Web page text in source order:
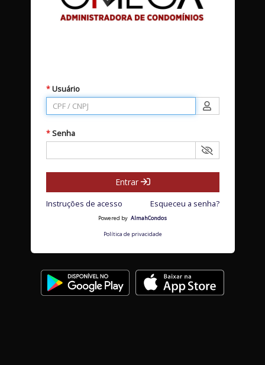
* Usuário
* Senha
Entrar
Instruções de acesso Esqueceu a senha?
Powered by AlmahCondos
Política de privacidade